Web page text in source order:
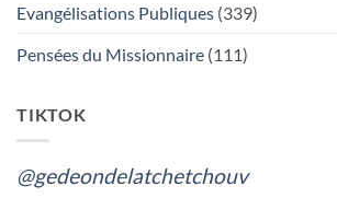
FUNERAILLES,
TON
Evangélisations Publiques (339)
Pensées du Missionnaire (111)
TIKTOK
@gedeondelatchetchouv